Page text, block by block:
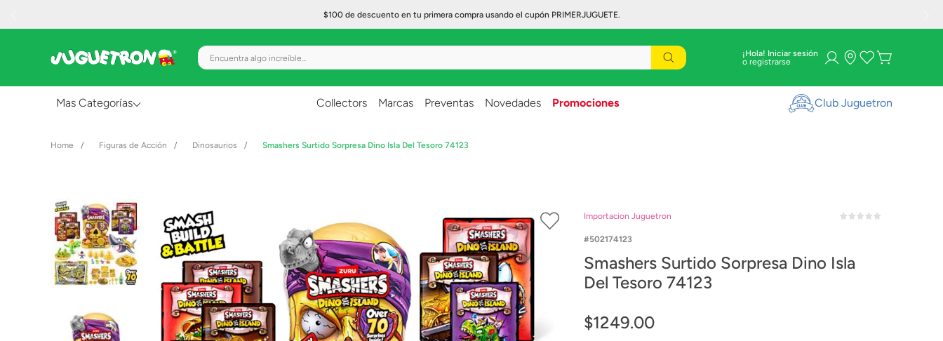
$100 de descuento en tu primera compra usando el cupón PRIMERJUGUETE.
Encuentra algo increíble... ¡Hola! Iniciar sesión
Mas Categorías
Creatividad y Arte
Figuras de Acción
Gadgets y Electrónicos
Lanzadores
Collectors Marcas Preventas Novedades Promociones Club Juguetron
Figuras de Acción Dinosaurios Smashers Surtido Sorpresa Dino Isla Del Tesoro 74123
Importacion Juguetron
502174123
Smashers Surtido Sorpresa Dino Isla
Del Tesoro 74123
$1249.00